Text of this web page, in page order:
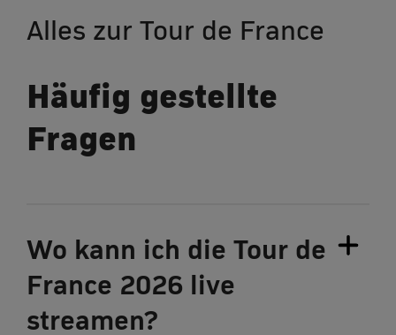
Alles zur Tour de France
Häufig gestellte
Fragen
Wo kann ich die Tour de
France 2026 live
streamen?